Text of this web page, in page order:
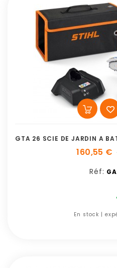
GTA 26 SCIE DE JARDIN A
160,55 €
Réf:
En stock |